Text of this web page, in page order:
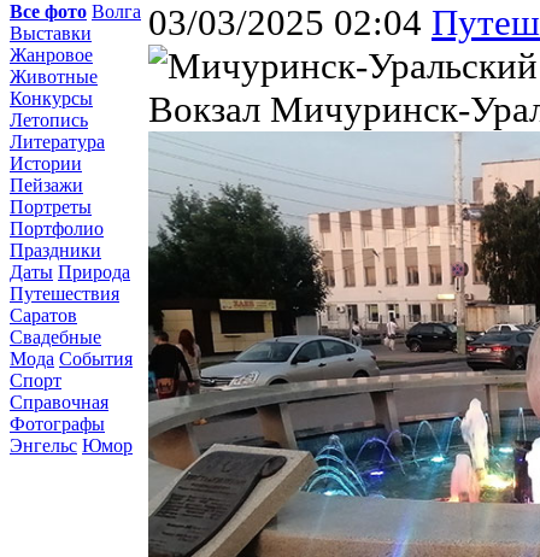
Все фото Волга
Выставки
Жанровое
Животные
Конкурсы
Летопись
Литература
Истории
Пейзажи
Портреты
Портфолио
Праздники
Даты Природа
Путешествия
Саратов
Свадебные
Мода События
Спорт
Справочная
Фотографы
Энгельс Юмор
03/03/2025 02:04
Вокзал Мичуринск-